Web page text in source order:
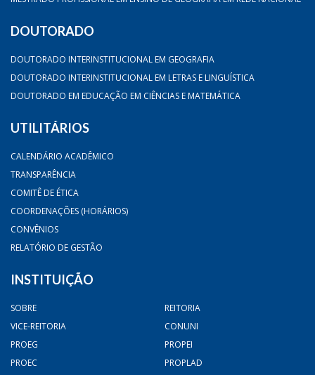
DOUTORADO
DOUTORADO INTERINSTITUCIONAL EM GEOGRAFIA
DOUTORADO INTERINSTITUCIONAL EM LETRAS E LINGUÍSTICA
DOUTORADO EM EDUCAÇÃO EM CIÊNCIAS E MATEMÁTICA
UTILITÁRIOS
CALENDÁRIO ACADÊMICO
TRANSPARÊNCIA
COMITÊ DE ÉTICA
COORDENAÇÕES (HORÁRIOS)
CONVÊNIOS
RELATÓRIO DE GESTÃO
INSTITUIÇÃO
SOBRE
REITORIA
VICE-REITORIA
CONUNI
PROEG
PROPEI
PROEC
PROPLAD